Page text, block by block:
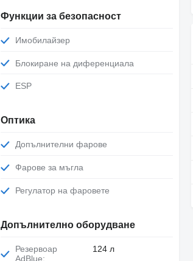
Функции за безопасност
Имобилайзер
Блокиране на диференциала
ESP
Оптика
Допълнителни фарове
Фарове за мъгла
Регулатор на фаровете
Допълнително оборудване
Резервоар
AdBlue:
124 л